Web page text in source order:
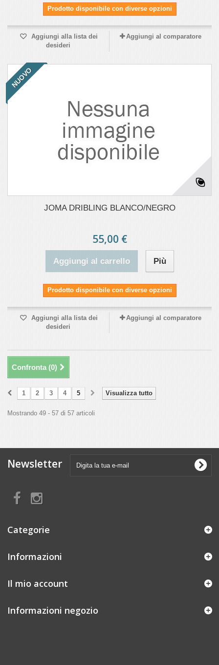
Prodotto disponibile con diverse opzioni
Aggiungi alla lista dei
desideri
Aggiungi al comparatore
NUOVO
JOMA DRIBLING BLANCO/NEGRO
55,00 €
Aggiungi al carrello Più
Prodotto disponibile con diverse opzioni
Aggiungi alla lista dei
desideri
Aggiungi al comparatore
Confronta (0)
Visualizza tutto
1 2 3 4 5
Mostrando 49 - 57 di 57 articoli
Newsletter
Categorie
Informazioni
Il mio account
Informazioni negozio